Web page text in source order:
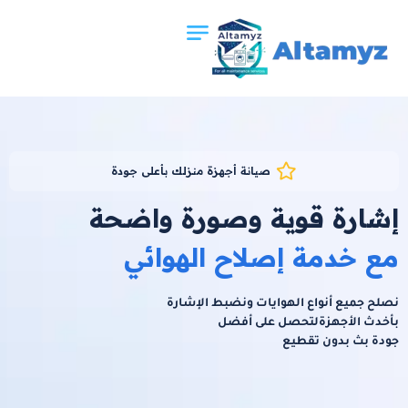
صيانة أجهزة منزلك بأعلى جودة
إشارة قوية وصورة واضحة
مع خدمة إصلاح الهوائي
نصلح جميع أنواع الهوايات ونضبط الإشارة
بأخدث الأجهزةلتحصل على أفضل
جودة بث بدون تقطيع